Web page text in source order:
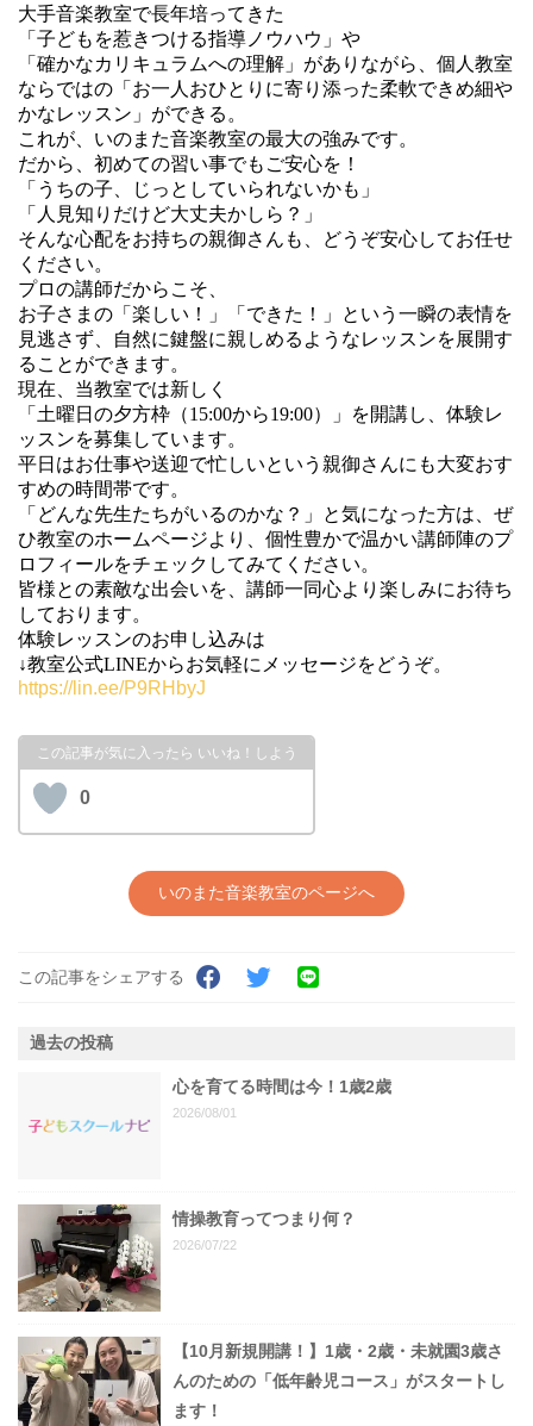
大手音楽教室で長年培ってきた
「子どもを惹きつける指導ノウハウ」や
「確かなカリキュラムへの理解」がありながら、個人教室
ならではの「お一人おひとりに寄り添った柔軟できめ細や
かなレッスン」ができる。
これが、いのまた音楽教室の最大の強みです。
だから、初めての習い事でもご安心を！
「うちの子、じっとしていられないかも」
「人見知りだけど大丈夫かしら？」
そんな心配をお持ちの親御さんも、どうぞ安心してお任せ
ください。
プロの講師だからこそ、
お子さまの「楽しい！」「できた！」という一瞬の表情を
見逃さず、自然に鍵盤に親しめるようなレッスンを展開す
ることができます。
現在、当教室では新しく
「土曜日の夕方枠（15:00から19:00）」を開講し、体験レ
ッスンを募集しています。
平日はお仕事や送迎で忙しいという親御さんにも大変おす
すめの時間帯です。
「どんな先生たちがいるのかな？」と気になった方は、ぜ
ひ教室のホームページより、個性豊かで温かい講師陣のプ
ロフィールをチェックしてみてください。
皆様との素敵な出会いを、講師一同心より楽しみにお待ち
しております。
体験レッスンのお申し込みは
↓教室公式LINEからお気軽にメッセージをどうぞ。
https://lin.ee/P9RHbyJ
0
いのまた音楽教室のページへ
この記事をシェアする
過去の投稿
心を育てる時間は今！1歳2歳
2026/08/01
情操教育ってつまり何？
2026/07/22
【10月新規開講！】1歳・2歳・未就園3歳さ
んのための「低年齢児コース」がスタートし
ます！